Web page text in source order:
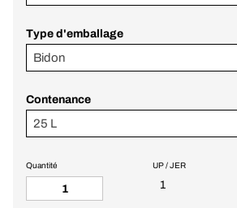
Type d'emballage
Bidon
Contenance
25 L
UP / JER
1
Quantité